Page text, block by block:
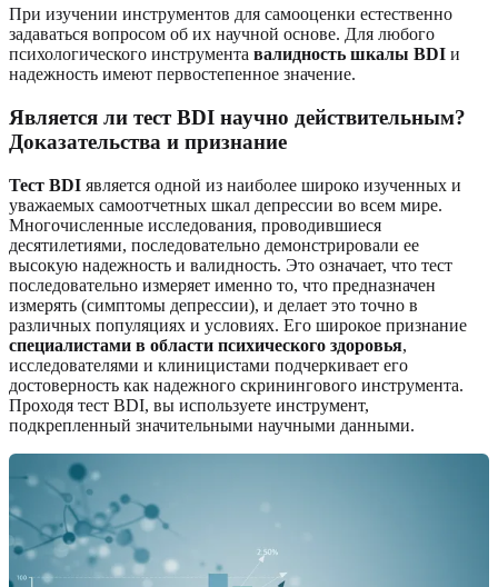
При изучении инструментов для самооценки естественно
задаваться вопросом об их научной основе. Для любого
психологического инструмента валидность шкалы BDI и
надежность имеют первостепенное значение.
Является ли тест BDI научно действительным?
Доказательства и признание
Тест BDI является одной из наиболее широко изученных и
уважаемых самоотчетных шкал депрессии во всем мире.
Многочисленные исследования, проводившиеся
десятилетиями, последовательно демонстрировали ее
высокую надежность и валидность. Это означает, что тест
последовательно измеряет именно то, что предназначен
измерять (симптомы депрессии), и делает это точно в
различных популяциях и условиях. Его широкое признание
специалистами в области психического здоровья,
исследователями и клиницистами подчеркивает его
достоверность как надежного скринингового инструмента.
Проходя тест BDI, вы используете инструмент,
подкрепленный значительными научными данными.